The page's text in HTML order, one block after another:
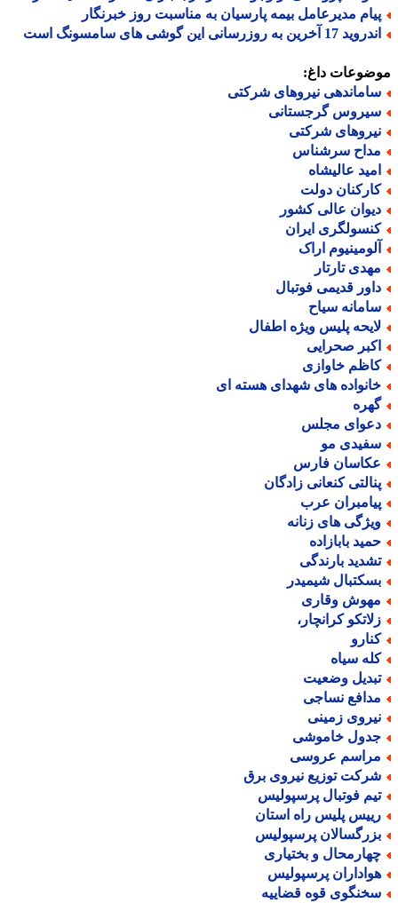
مدیرعامل بیمه پارسیان به مناسبت روز خبرنگار
آخرین به روزرسانی این گوشی های سامسونگ است
داغ:
نیروهای شرکتی
گرجستانی
شرکتی
سرشناس
عالیشاه
دولت
عالی کشور
ایران
اراک
تارتار
قدیمی فوتبال
سیاح
پلیس ویژه اطفال
صحرایی
خاوازی
های شهدای هسته ای
مجلس
مو
فارس
کنعانی زادگان
عرب
های زنانه
بابازاده
بارندگی
شیمیدر
وقاری
کرانچار،
سیاه
وضعیت
نساجی
زمینی
خاموشی
عروسی
توزیع نیروی برق
فوتبال پرسپولیس
پلیس راه استان
پرسپولیس
و بختیاری
پرسپولیس
قوه قضاییه